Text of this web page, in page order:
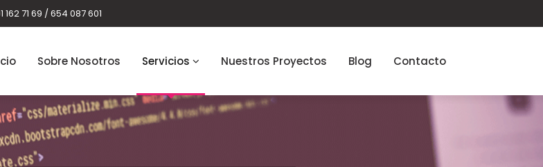
162 71 69 / 654 087 601
Sobre Nosotros Servicios Nuestros Proyectos Blog Contacto